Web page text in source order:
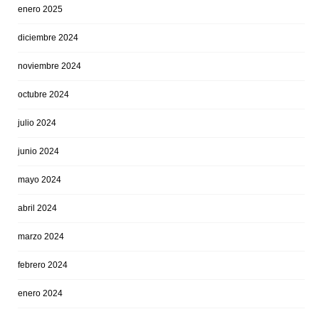
enero 2025
diciembre 2024
noviembre 2024
octubre 2024
julio 2024
junio 2024
mayo 2024
abril 2024
marzo 2024
febrero 2024
enero 2024